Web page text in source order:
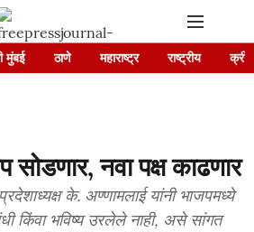
मुंबई ठाणे महाराष्ट्र राष्ट्रीय
सोडणार, नवा पक्ष काढणार
के. अण्णामलाई यांनी भाजपमध्ये
किंवा भविष्य उरलेले नाही, असे सांगत